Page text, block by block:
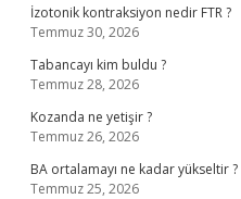
İzotonik kontraksiyon nedir FTR ?
Temmuz 30, 2026
Tabancayı kim buldu ?
Temmuz 28, 2026
Kozanda ne yetişir ?
Temmuz 26, 2026
BA ortalamayı ne kadar yükseltir ?
Temmuz 25, 2026